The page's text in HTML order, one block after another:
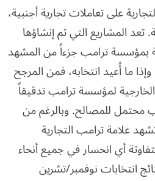
على تعاملات تجارية أجنبية،
المشاريع التي تم إنشاؤها
بمؤسسة ترامب جزءاً من المشهد
ما أُعيد انتخابه، فمن المرجح
لمؤسسة ترامب تدقيقاً
محتمل للمصالح. وبالرغم من
علامة ترامب التجارية
أي انحسار في جميع أنحاء
انتخابات نوفمبر/تشرين